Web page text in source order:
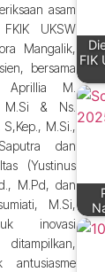
asam
UKSW
Mangalik,
bersama
Aprillia M.
M.Si & Ns.
M.Si.,
dan
(Yustinus
M.Pd, dan
M.Si,
inovasi
antusiasme
FIK